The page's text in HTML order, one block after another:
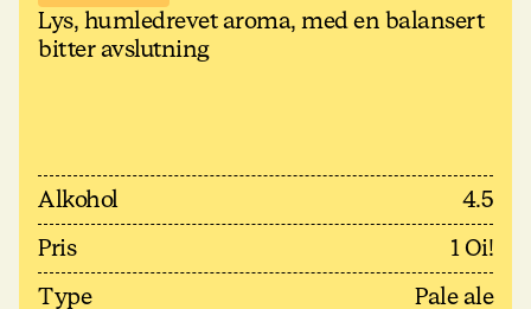
Lys, humledrevet aroma, med en balansert
bitter avslutning
Alkohol
4.5
Pris
1 Oi!
Type
Pale ale